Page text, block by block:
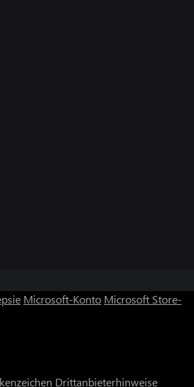
Microsoft-Konto Microsoft Store-
Drittanbieterhinweise